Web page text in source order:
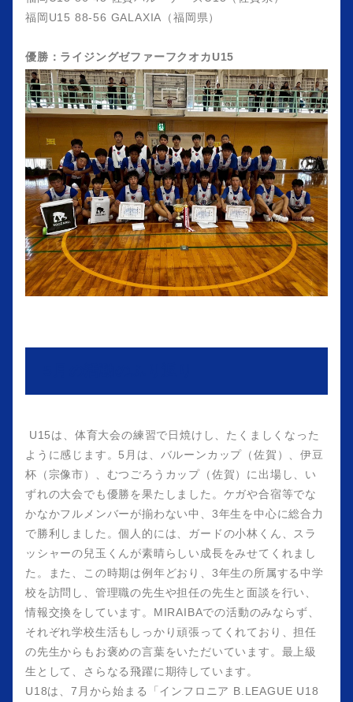
福岡U15 88-56 GALAXIA（福岡県）
優勝：ライジングゼファーフクオカU15
U15は、体育大会の練習で日焼けし、たくましくなった
ように感じます。5月は、バルーンカップ（佐賀）、伊豆
杯（宗像市）、むつごろうカップ（佐賀）に出場し、い
ずれの大会でも優勝を果たしました。ケガや合宿等でな
かなかフルメンバーが揃わない中、3年生を中心に総合力
で勝利しました。個人的には、ガードの小林くん、スラ
ッシャーの兒玉くんが素晴らしい成長をみせてくれまし
た。また、この時期は例年どおり、3年生の所属する中学
校を訪問し、管理職の先生や担任の先生と面談を行い、
情報交換をしています。MIRAIBAでの活動のみならず、
それぞれ学校生活もしっかり頑張ってくれており、担任
の先生からもお褒めの言葉をいただいています。最上級
生として、さらなる飛躍に期待しています。
U18は、7月から始まる「インフロニア B.LEAGUE U18